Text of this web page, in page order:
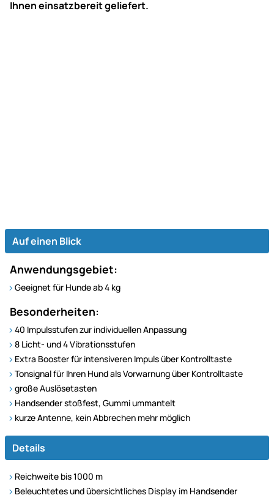
Ihnen einsatzbereit geliefert.
Auf einen Blick
Anwendungsgebiet:
Geeignet für Hunde ab 4 kg
Besonderheiten:
40 Impulsstufen zur individuellen Anpassung
8 Licht- und 4 Vibrationsstufen
Extra Booster für intensiveren Impuls über Kontrolltaste
Tonsignal für Ihren Hund als Vorwarnung über Kontrolltaste
große Auslösetasten
Handsender stoßfest, Gummi ummantelt
kurze Antenne, kein Abbrechen mehr möglich
Details
Reichweite bis 1000 m
Beleuchtetes und übersichtliches Display im Handsender